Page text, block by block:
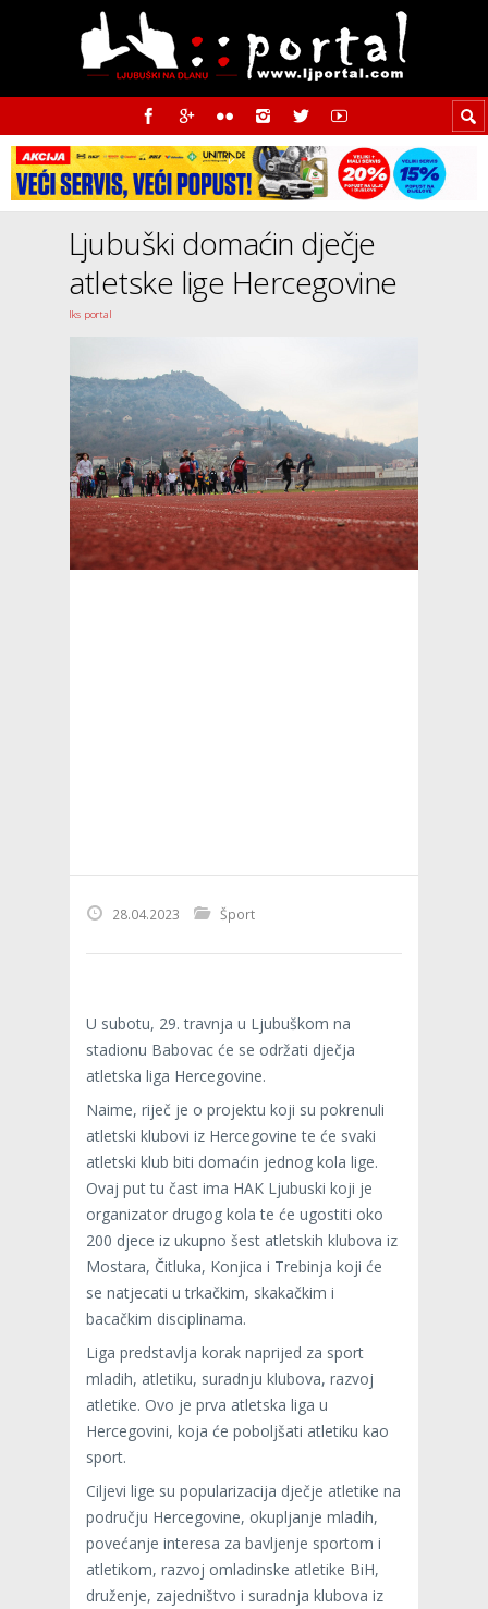
Ljubuški domaćin dječje
atletske lige Hercegovine
Iks portal
28.04.2023 Šport
U subotu, 29. travnja u Ljubuškom na
stadionu Babovac će se održati dječja
atletska liga Hercegovine.
Naime, riječ je o projektu koji su pokrenuli
atletski klubovi iz Hercegovine te će svaki
atletski klub biti domaćin jednog kola lige.
Ovaj put tu čast ima HAK Ljubuski koji je
organizator drugog kola te će ugostiti oko
200 djece iz ukupno šest atletskih klubova iz
Mostara, Čitluka, Konjica i Trebinja koji će
se natjecati u trkačkim, skakačkim i
bacačkim disciplinama.
Liga predstavlja korak naprijed za sport
mladih, atletiku, suradnju klubova, razvoj
atletike. Ovo je prva atletska liga u
Hercegovini, koja će poboljšati atletiku kao
sport.
Ciljevi lige su popularizacija dječje atletike na
području Hercegovine, okupljanje mladih,
povećanje interesa za bavljenje sportom i
atletikom, razvoj omladinske atletike BiH,
druženje, zajedništvo i suradnja klubova iz